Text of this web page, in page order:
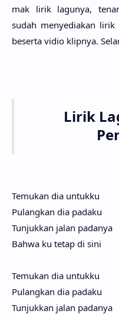
mak lirik lagu­nya,
sudah menyedia­kan
beser­ta vidio klip­nya.
Lirik
Temukan dia untukku
Pulangkan dia padaku
Tunjukkan jalan padanya
Bahwa ku tetap di sini
Temukan dia untukku
Pulangkan dia padaku
Tunjukkan jalan padanya